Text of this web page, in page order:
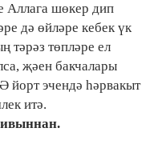
Аллага шөкер дип
дә өйләре кебек үк
тәрәз төпләре ел
җәен бакчалары
йорт эчендә һәрвакыт
итә.